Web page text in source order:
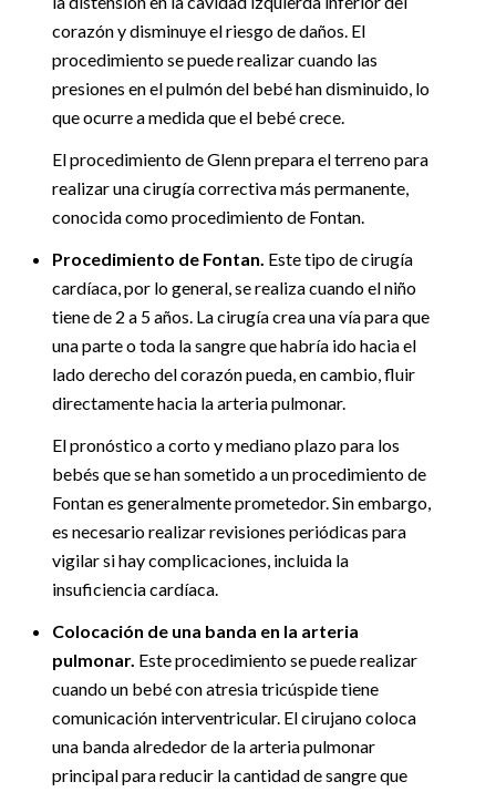
corazón y disminuye el riesgo de daños. El
procedimiento se puede realizar cuando las
presiones en el pulmón del bebé han disminuido, lo
que ocurre a medida que el bebé crece.
El procedimiento de Glenn prepara el terreno para
realizar una cirugía correctiva más permanente,
conocida como procedimiento de Fontan.
Procedimiento de Fontan. Este tipo de cirugía
cardíaca, por lo general, se realiza cuando el niño
tiene de 2 a 5 años. La cirugía crea una vía para que
una parte o toda la sangre que habría ido hacia el
lado derecho del corazón pueda, en cambio, fluir
directamente hacia la arteria pulmonar.
El pronóstico a corto y mediano plazo para los
bebés que se han sometido a un procedimiento de
Fontan es generalmente prometedor. Sin embargo,
es necesario realizar revisiones periódicas para
vigilar si hay complicaciones, incluida la
insuficiencia cardíaca.
Colocación de una banda en la arteria
pulmonar. Este procedimiento se puede realizar
cuando un bebé con atresia tricúspide tiene
comunicación interventricular. El cirujano coloca
una banda alrededor de la arteria pulmonar
principal para reducir la cantidad de sangre que